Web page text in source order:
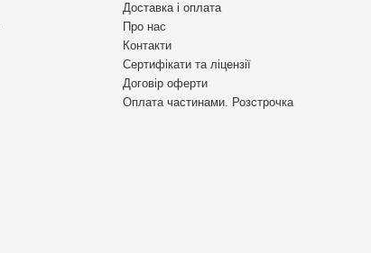
Доставка і оплата
Про нас
Контакти
Сертифікати та ліцензії
Договір оферти
Оплата частинами. Розстрочка